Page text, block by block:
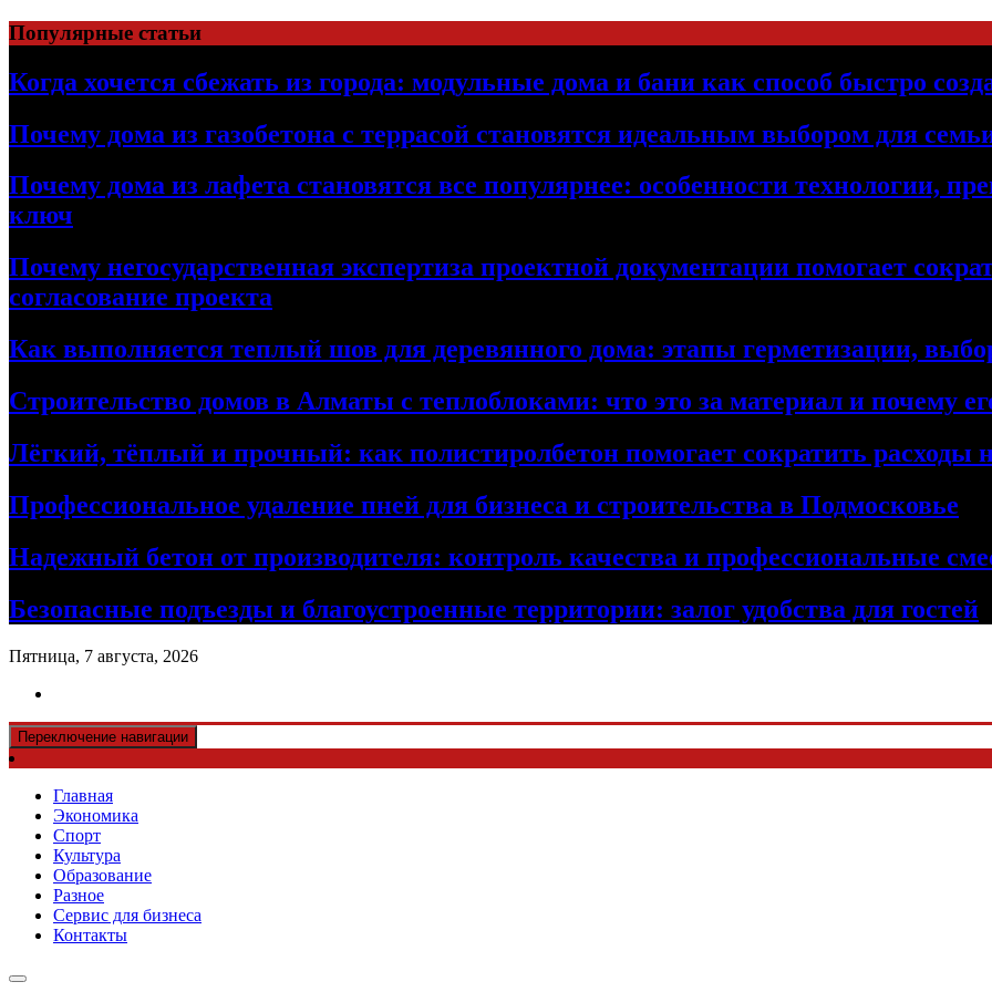
Перейти
к
содержимому
Популярные статьи
Когда хочется сбежать из города: модульные дома и бани как способ быстро
Почему дома из газобетона с террасой становятся идеальным выбором для
Почему дома из лафета становятся все популярнее: особенности технологии,
ключ
Почему негосударственная экспертиза проектной документации помогает
согласование проекта
Как выполняется теплый шов для деревянного дома: этапы герметизации,
Строительство домов в Алматы с теплоблоками: что это за материал и почему
Лёгкий, тёплый и прочный: как полистиролбетон помогает сократить расходы
Профессиональное удаление пней для бизнеса и строительства в Подмосковье
Надежный бетон от производителя: контроль качества и профессиональные
Безопасные подъезды и благоустроенные территории: залог удобства для гостей
Пятница, 7 августа, 2026
Переключение навигации
Главная
Экономика
Спорт
Культура
Образование
Разное
Сервис для бизнеса
Контакты